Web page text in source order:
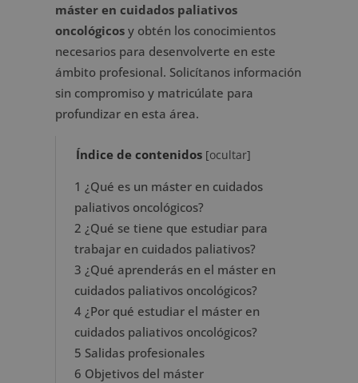
máster en cuidados paliativos
oncológicosy obtén los conocimientos
necesarios para desenvolverte en este
ámbito profesional. Solicítanos información
sin compromiso y matricúlate para
profundizar en esta área.
Índice de contenidos [ocultar]
1 ¿Qué es un máster en cuidados
paliativos oncológicos?
2 ¿Qué se tiene que estudiar para
trabajar en cuidados paliativos?
3 ¿Qué aprenderás en el máster en
cuidados paliativos oncológicos?
4¿Por qué estudiar el máster en
cuidados paliativos oncológicos?
5 Salidas profesionales
6 Objetivos del máster